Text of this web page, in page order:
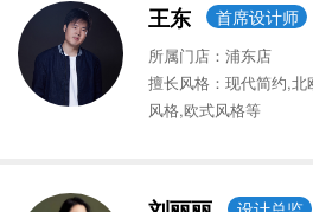
王东 首席设计师
所属门店：浦东店
擅长风格：现代简约,北
风格,欧式风格等